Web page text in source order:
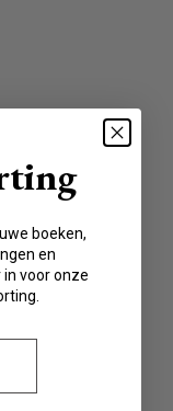
boeken,
en
voor onze